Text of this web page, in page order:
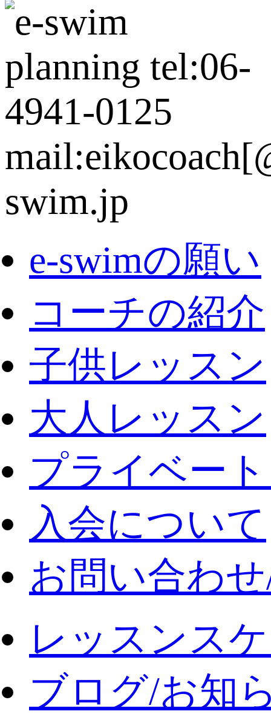
e-swimの願い
コーチの紹介
子供レッスン
大人レッスン
プライベー
入会について
お問い合わ
レッスンス
ブログ/お知